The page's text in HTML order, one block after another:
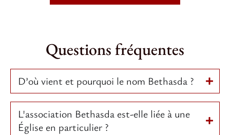
Questions fréquentes
D’où vient et pourquoi le nom Bethasda ?
L'association Bethasda est-elle liée à une
Église en particulier ?